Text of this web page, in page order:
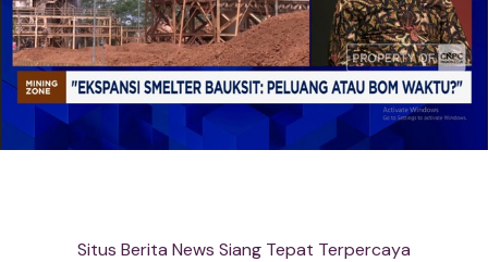
Situs Berita News Siang Tepat Terpercaya